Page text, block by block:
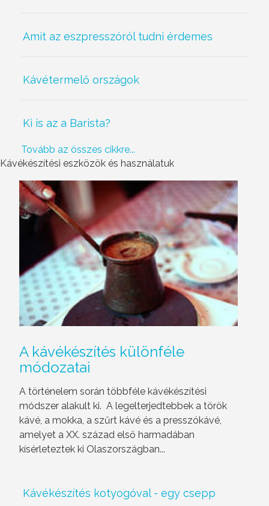
Amit az eszpresszóról tudni érdemes
Kávétermelő országok
Ki is az a Barista?
Tovább az összes cikkre...
Kávékészítési eszközök és használatuk
Akávékészítés különféle
módozatai
A történelem során többféle kávékészítési
módszer alakult ki. A legelterjedtebbek a török
kávé, a mokka, a szűrt kávé és a presszókávé,
amelyet a XX. század első harmadában
kísérleteztek ki Olaszországban...
Kávékészítés kotyogóval - egy csepp